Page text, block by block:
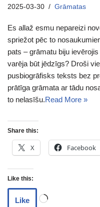
2025-03-30 Grāmatas
Es allaž esmu nepareizi
spriežot pēc to
pats – grāmatu biju
varēja būt jēdzīgs? Droši
pusbiogrāfisks teksts bez
prātīga grāmata ar tādu
to nelasīšu.Read More »
Share this:
X Facebook
Like this:
Like